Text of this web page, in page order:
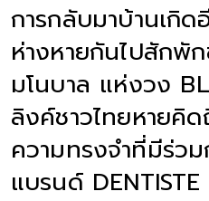
การกลับมาบ้านเกิด
ห่างหายกันไปสักพั
มโนบาล แห่งวง
ลิงค์ชาวไทยหายคิ
ความทรงจำที่มีร่ว
แบรนด์ DENTISTE